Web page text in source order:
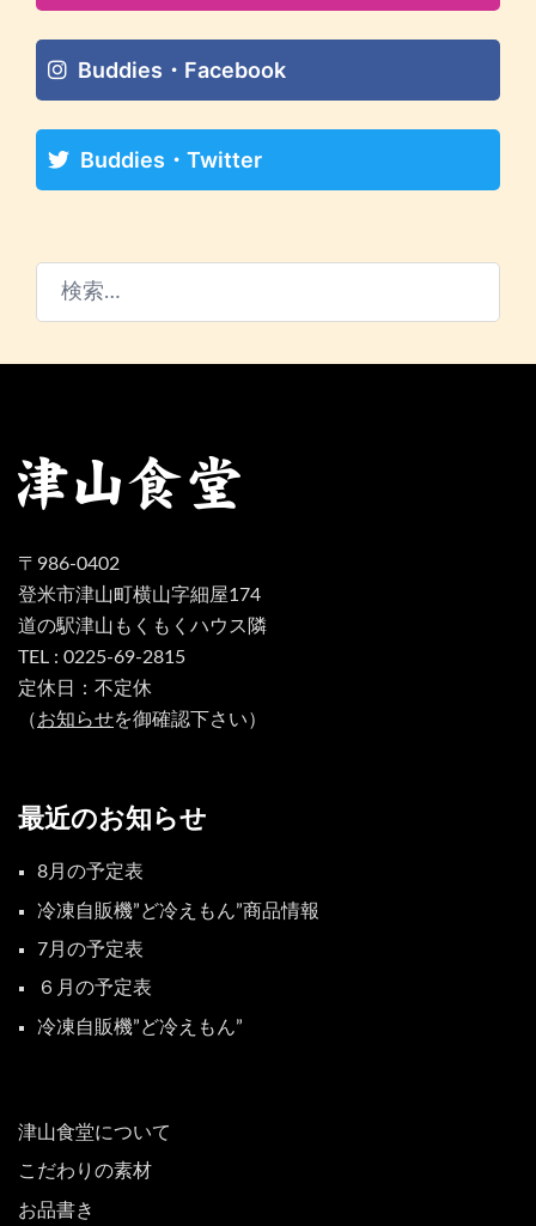
Buddies・Facebook
Buddies・Twitter
索:
〒986-0402
登米市津山町横山字細屋174
道の駅津山もくもくハウス隣
TEL : 0225-69-2815
定休日：不定休
（お知らせを御確認下さい）
最近のお知らせ
8月の予定表
冷凍自販機”ど冷えもん”商品情報
7月の予定表
６月の予定表
冷凍自販機”ど冷えもん”
津山食堂について
こだわりの素材
お品書き